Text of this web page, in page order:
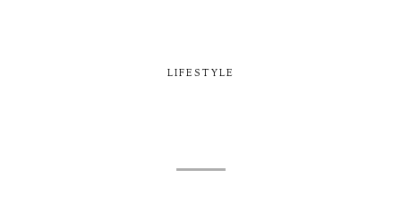
LIFESTYLE